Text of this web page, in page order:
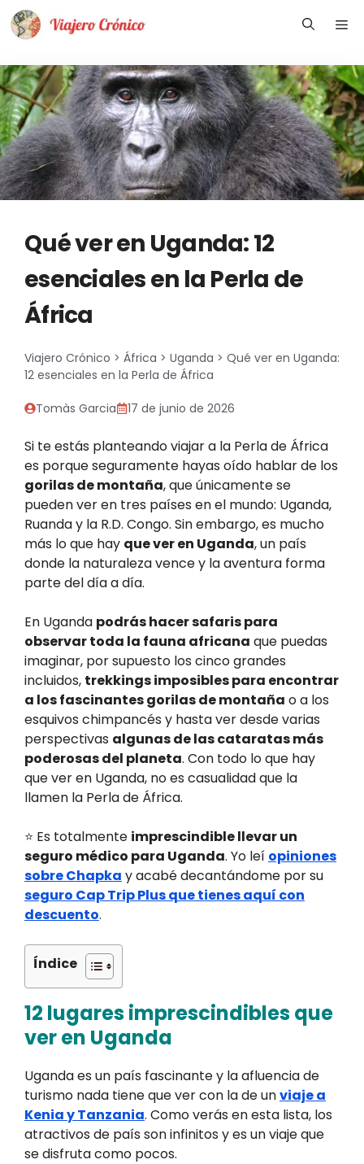
Saltar
Qué ver en Uganda: 12
esenciales en la Perla de
África
Viajero Crónico > África > Uganda > Qué ver en Uganda:
12 esenciales en la Perla de África
Tomàs Garcia 17 de junio de 2026
Si te estás planteando viajar a la Perla de África
es porque seguramente hayas oído hablar de los
gorilas de montaña, que únicamente se
pueden ver en tres países en el mundo: Uganda,
Ruanda y la R.D. Congo. Sin embargo, es mucho
más lo que hay que ver en Uganda, un país
donde la naturaleza vence y la aventura forma
parte del día a día.
En Uganda podrás hacer safaris para
observar toda la fauna africana que puedas
imaginar, por supuesto los cinco grandes
incluidos, trekkings imposibles para encontrar
a los fascinantes gorilas de montaña o a los
esquivos chimpancés y hasta ver desde varias
perspectivas algunas de las cataratas más
poderosas del planeta. Con todo lo que hay
que ver en Uganda, no es casualidad que la
llamen la Perla de África.
⭐ Es totalmente imprescindible llevar un
seguro médico para Uganda. Yo leí opiniones
sobre Chapka y acabé decantándome por su
seguro Cap Trip Plus que tienes aquí con
descuento.
Índice
12 lugares imprescindibles que
ver en Uganda
Uganda es un país fascinante y la afluencia de
turismo nada tiene que ver con la de unviaje a
Kenia y Tanzania. Como verás en esta lista, los
atractivos de país son infinitos y es un viaje que
se disfruta como pocos.